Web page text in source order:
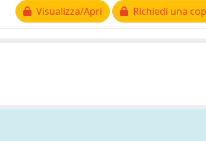
Visualizza/Apri Richiedi una